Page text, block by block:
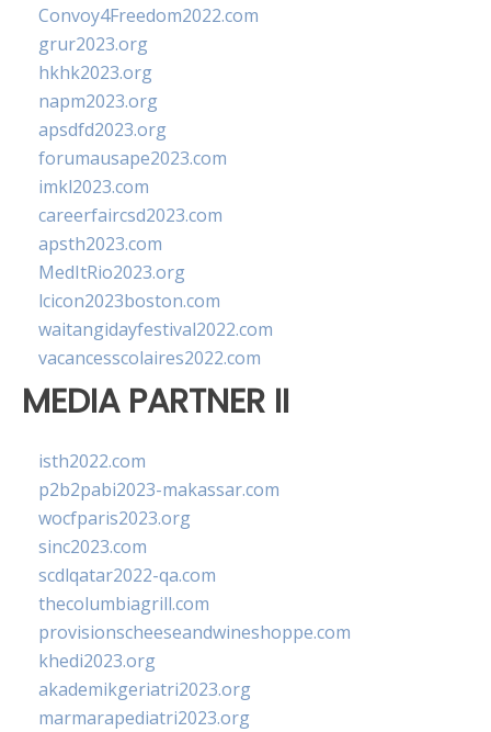
Convoy4Freedom2022.com
grur2023.org
hkhk2023.org
napm2023.org
apsdfd2023.org
forumausape2023.com
imkl2023.com
careerfaircsd2023.com
apsth2023.com
MedItRio2023.org
lcicon2023boston.com
waitangidayfestival2022.com
vacancesscolaires2022.com
MEDIA PARTNER II
isth2022.com
p2b2pabi2023-makassar.com
wocfparis2023.org
sinc2023.com
scdlqatar2022-qa.com
thecolumbiagrill.com
provisionscheeseandwineshoppe.com
khedi2023.org
akademikgeriatri2023.org
marmarapediatri2023.org